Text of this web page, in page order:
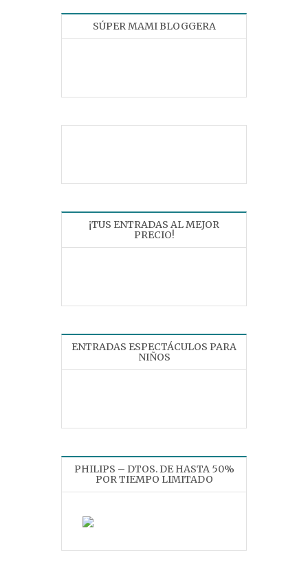
SÚPER MAMI BLOGGERA
¡TUS ENTRADAS AL MEJOR
PRECIO!
ENTRADAS ESPECTÁCULOS PARA
NIÑOS
PHILIPS – DTOS. DE HASTA 50%
POR TIEMPO LIMITADO